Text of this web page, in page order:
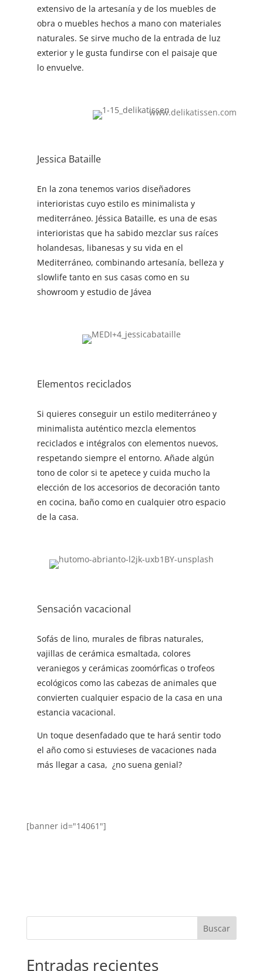
extensivo de la artesanía y de los muebles de
obra o muebles hechos a mano con materiales
naturales. Se sirve mucho de la entrada de luz
exterior y le gusta fundirse con el paisaje que
lo envuelve.
www.delikatissen.com
Jessica Bataille
En la zona tenemos varios diseñadores
interioristas cuyo estilo es minimalista y
mediterráneo. Jéssica Bataille, es una de esas
interioristas que ha sabido mezclar sus raíces
holandesas, libanesas y su vida en el
Mediterráneo, combinando artesanía, belleza y
slowlife tanto en sus casas como en su
showroom y estudio de Jávea
Elementos reciclados
Si quieres conseguir un estilo mediterráneo y
minimalista auténtico mezcla elementos
reciclados e intégralos con elementos nuevos,
respetando siempre el entorno. Añade algún
tono de color si te apetece y cuida mucho la
elección de los accesorios de decoración tanto
en cocina, baño como en cualquier otro espacio
de la casa.
Sensación vacacional
Sofás de lino, murales de fibras naturales,
vajillas de cerámica esmaltada, colores
veraniegos y cerámicas zoomórficas o trofeos
ecológicos como las cabezas de animales que
convierten cualquier espacio de la casa en una
estancia vacacional.
Un toque desenfadado que te hará sentir todo
el año como si estuvieses de vacaciones nada
más llegar a casa, ¿no suena genial?
[banner id="14061"]
Buscar
Entradas recientes